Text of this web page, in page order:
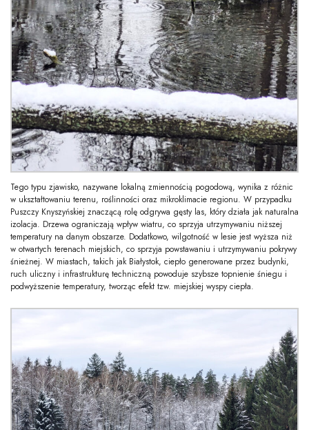
Tego typu zjawisko, nazywane lokalną zmiennością pogodową, wynika z różnic
w ukształtowaniu terenu, roślinności oraz mikroklimacie regionu. W przypadku
Puszczy Knyszyńskiej znaczącą rolę odgrywa gęsty las, który działa jak naturalna
izolacja. Drzewa ograniczają wpływ wiatru, co sprzyja utrzymywaniu niższej
temperatury na danym obszarze. Dodatkowo, wilgotność w lesie jest wyższa niż
w otwartych terenach miejskich, co sprzyja powstawaniu i utrzymywaniu pokrywy
śnieżnej. W miastach, takich jak Białystok, ciepło generowane przez budynki,
ruch uliczny i infrastrukturę techniczną powoduje szybsze topnienie śniegu i
podwyższenie temperatury, tworząc efekt tzw. miejskiej wyspy ciepła.